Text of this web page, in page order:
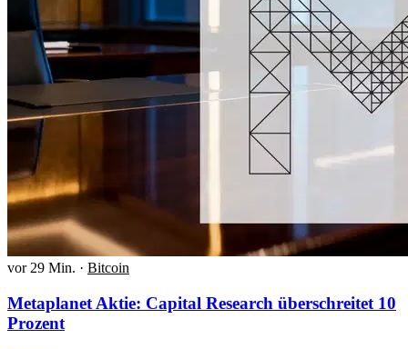
vor 29 Min. · Bitcoin
Metaplanet Aktie: Capital Research überschreitet 10
Prozent